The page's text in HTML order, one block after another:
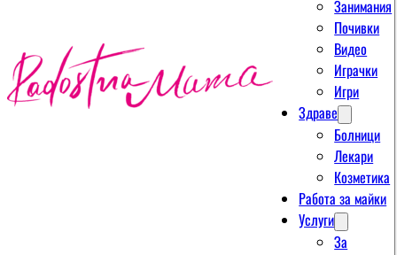
Занимания
Почивки
Видео
Играчки
Игри
Здраве
Болници
Лекари
Козметика
Работа за майки
Услуги
За